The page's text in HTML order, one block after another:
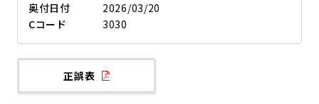
奥付日付
2026/03/20
Cコード
3030
正誤表